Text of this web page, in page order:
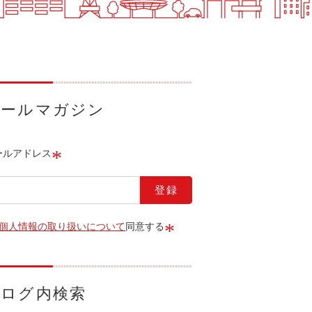
ルマガジン
ルアドレス *
人情報の取り扱いについて 同意する *
グ内検索